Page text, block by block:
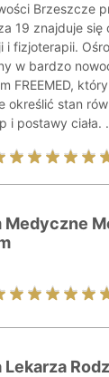
Brzeszcze
19 znajduje się
i fizjoterapii.
w bardzo
FREEMED,
określić stan
i postawy ciała.
Medyczne